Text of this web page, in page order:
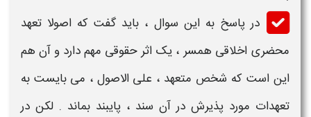
در پاسخ به این سوال ، باید گفت که اصولا تعهد
محضری اخلاقی همسر ، یک اثرحقوقی مهم دارد و آن هم
این است که شخص متعهد ، علی الاصول ، می بایست به
تعهدات مورد پذیرش در آن سند ، پایبند بماند . لکن در